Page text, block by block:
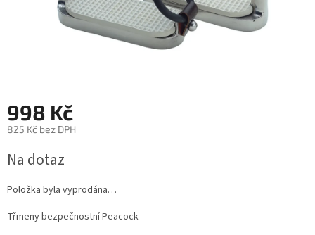
998 Kč
825 Kč bez DPH
cena:
Na dotaz
Položka byla vyprodána…
Třmeny bezpečnostní Peacock